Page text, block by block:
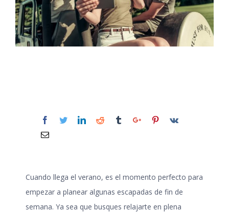
Cuando llega el verano, es el momento perfecto para
empezar a planear algunas escapadas de fin de
semana. Ya sea que busques relajarte en plena